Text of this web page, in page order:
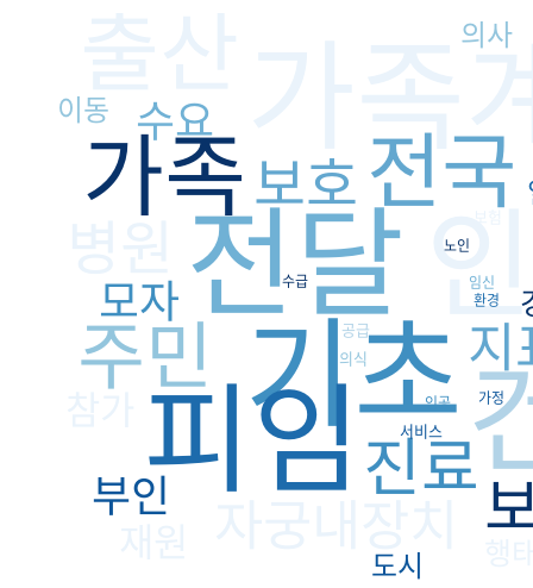
기초
전달
가
피임
가족 전국
주민
진료
병원
보호
지
모자
수요
부인
참가
이동
도시
의사
서비스
공급
의식
가정
노인
수급
환경
임신
인공